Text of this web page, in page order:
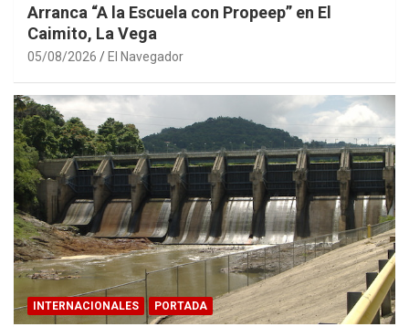
Arranca “A la Escuela con Propeep” en El
Caimito, La Vega
05/08/2026 El Navegador
INTERNACIONALES PORTADA